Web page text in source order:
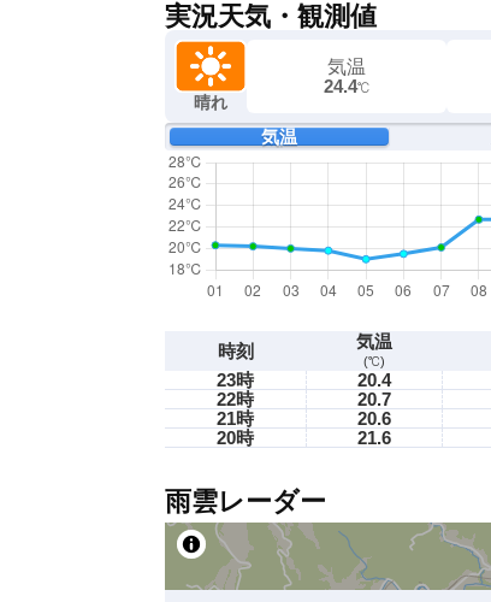
実況天気・観測値
晴れ
気温
24.4℃
気温
時刻 気温
(℃)
23時 20.4
22時
20.7
21時
20.6
20時
21.6
雨雲レーダー